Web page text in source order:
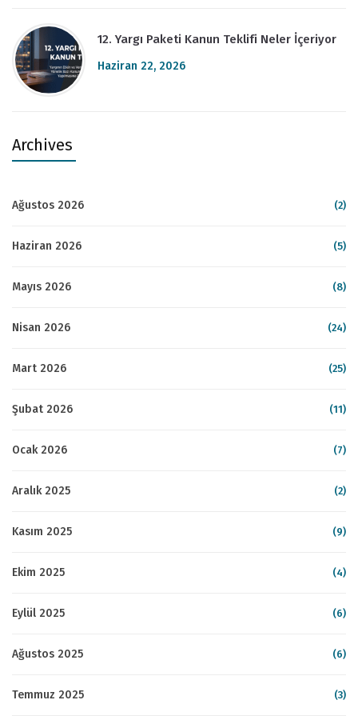
12. Yargı Paketi Kanun Teklifi Neler İçeriyor
Haziran 22, 2026
Archives
Ağustos 2026 (2)
Haziran 2026 (5)
Mayıs 2026 (8)
Nisan 2026 (24)
Mart 2026 (25)
Şubat 2026 (11)
Ocak 2026 (7)
Aralık 2025 (2)
Kasım 2025 (9)
Ekim 2025 (4)
Eylül 2025 (6)
Ağustos 2025 (6)
Temmuz 2025 (3)